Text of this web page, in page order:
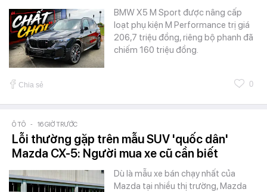
BMW X5 M Sport được nâng cấp
loạt phụ kiện M Performance trị giá
206,7 triệu đồng, riêng bộ phanh đã
chiếm 160 triệu đồng.
Chia sẻ 0
Ô TÔ - 16 GIỜ TRƯỚC
Lỗi thường gặp trên mẫu SUV 'quốc dân'
Mazda CX-5: Người mua xe cũ cần biết
Dù là mẫu xe bán chạy nhất của
Mazda tại nhiều thị trường, Mazda